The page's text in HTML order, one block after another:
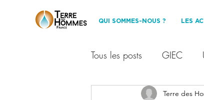
QUI SOMMES-NOUS ? LES
Tous les posts GIEC
Financement participatif
Terre des